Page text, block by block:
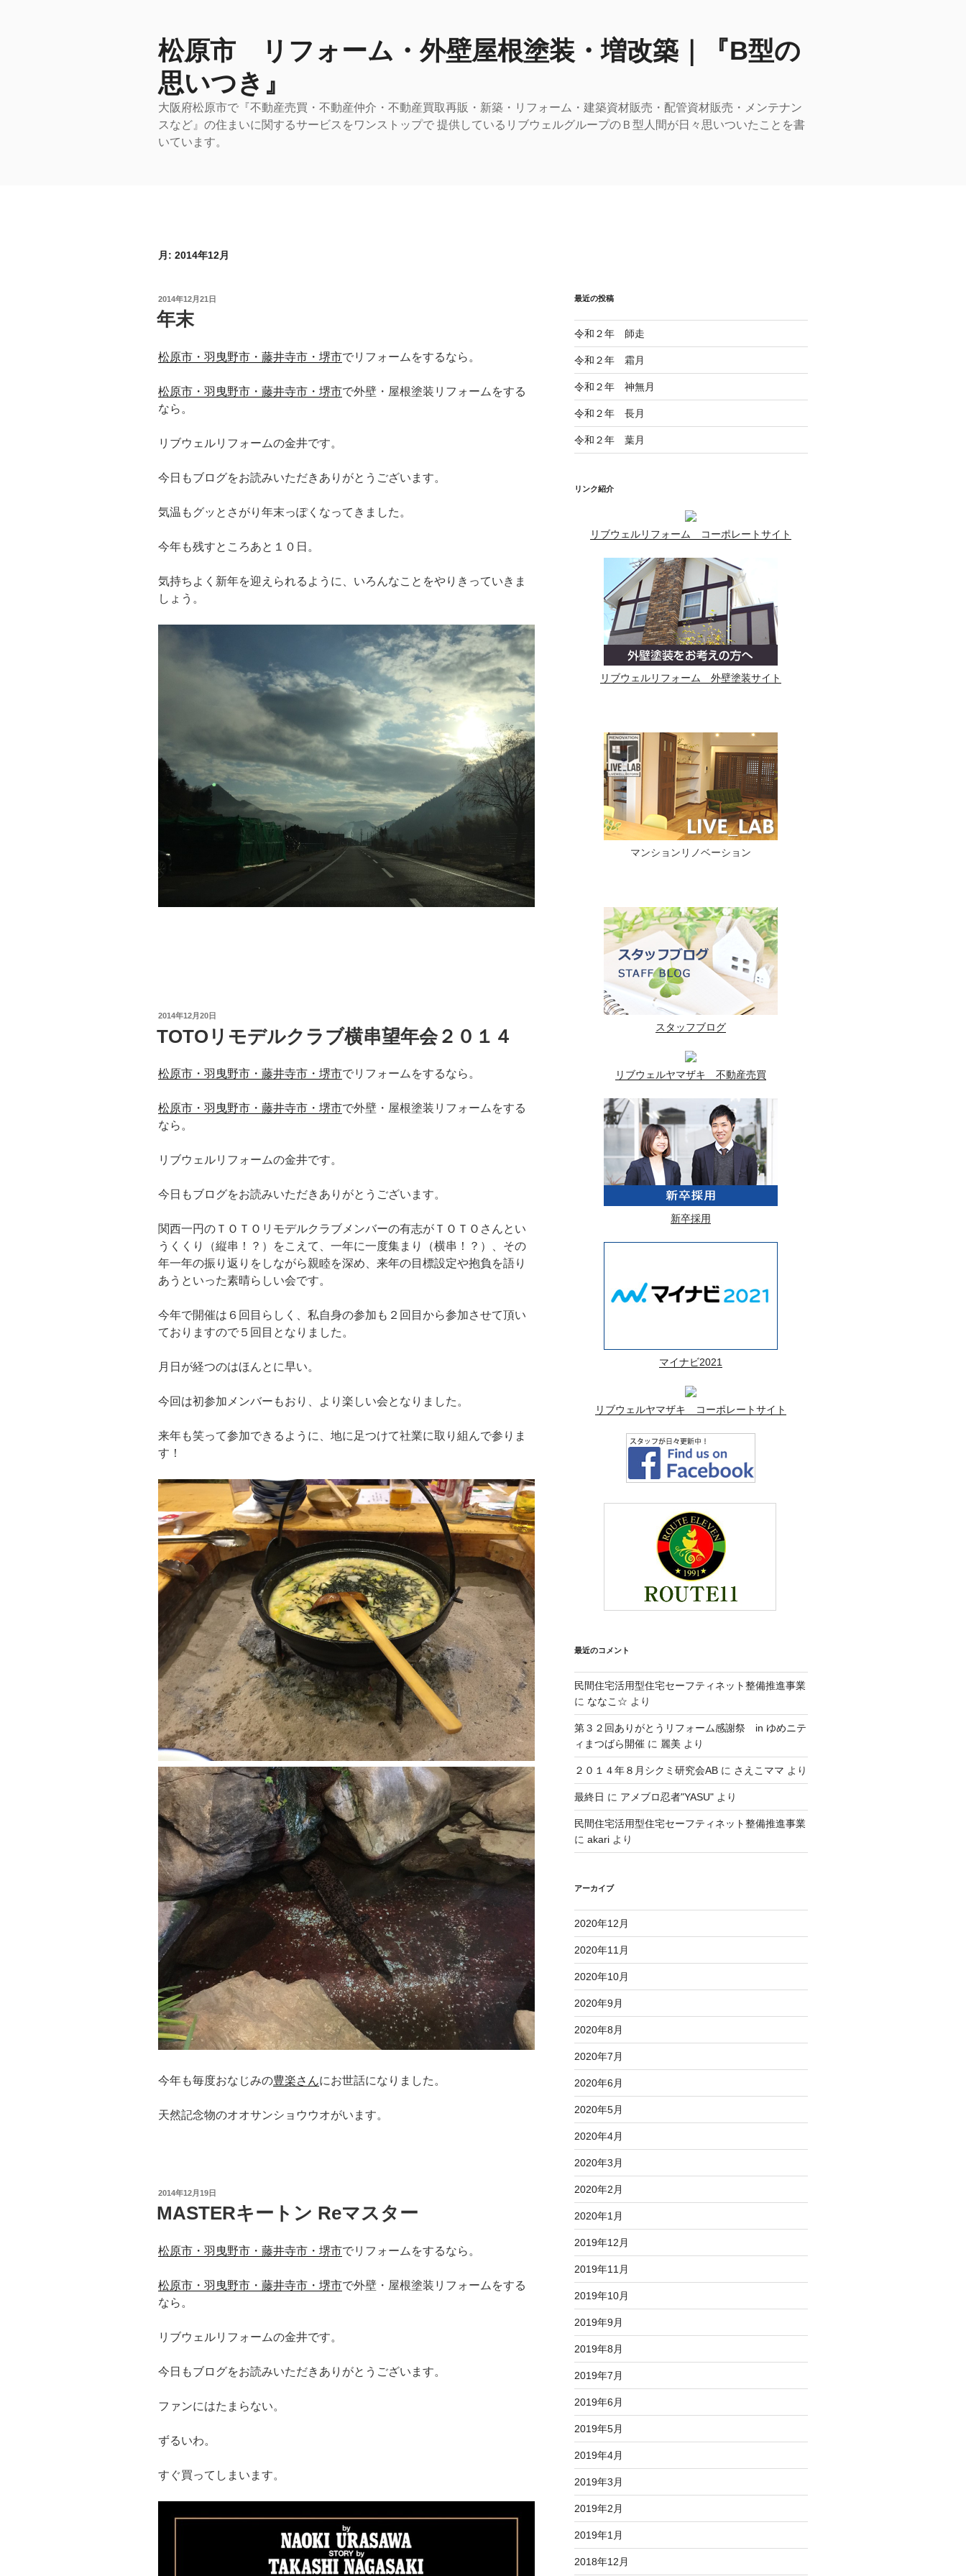
松原市 リフォーム・外壁屋根塗装・増改築｜『B型の
思いつき』
大阪府松原市で『不動産売買・不動産仲介・不動産買取再販・新築・リフォーム・建築資材販売・配管資材販売・メンテナン
スなど』の住まいに関するサービスをワンストップで 提供しているリブウェルグループのＢ型人間が日々思いついたことを書
いています。
月: 2014年12月
投
稿
日:
2014年12月21日
年末
松原市・羽曳野市・藤井寺市・堺市でリフォームをするなら。
松原市・羽曳野市・藤井寺市・堺市で外壁・屋根塗装リフォームをする
なら。
リブウェルリフォームの金井です。
今日もブログをお読みいただきありがとうございます。
気温もグッとさがり年末っぽくなってきました。
今年も残すところあと１０日。
気持ちよく新年を迎えられるように、いろんなことをやりきっていきま
しょう。
投
2014年12月20日
TOTOリモデルクラブ横串望年会２０１４
松原市・羽曳野市・藤井寺市・堺市でリフォームをするなら。
松原市・羽曳野市・藤井寺市・堺市で外壁・屋根塗装リフォームをする
なら。
リブウェルリフォームの金井です。
今日もブログをお読みいただきありがとうございます。
関西一円のＴＯＴＯリモデルクラブメンバーの有志がＴＯＴＯさんとい
うくくり（縦串！？）をこえて、一年に一度集まり（横串！？）、その
年一年の振り返りをしながら親睦を深め、来年の目標設定や抱負を語り
あうといった素晴らしい会です。
今年で開催は６回目らしく、私自身の参加も２回目から参加させて頂い
ておりますので５回目となりました。
月日が経つのはほんとに早い。
今回は初参加メンバーもおり、より楽しい会となりました。
来年も笑って参加できるように、地に足つけて社業に取り組んで参りま
す！
今年も毎度おなじみの豊楽さんにお世話になりました。
天然記念物のオオサンショウウオがいます。
投
日:
2014年12月19日
MASTERキートン Reマスター
松原市・羽曳野市・藤井寺市・堺市でリフォームをするなら。
松原市・羽曳野市・藤井寺市・堺市で外壁・屋根塗装リフォームをする
なら。
リブウェルリフォームの金井です。
今日もブログをお読みいただきありがとうございます。
ファンにはたまらない。
ずるいわ。
すぐ買ってしまいます。
最近の投稿
令和２年 師走
令和２年 霜月
令和２年 神無月
令和２年 長月
令和２年 葉月
リンク紹介
リブウェルリフォーム コーポレートサイト
リブウェルリフォーム 外壁塗装サイト
マンションリノベーション
スタッフブログ
リブウェルヤマザキ 不動産売買
新卒採用
マイナビ2021
リブウェルヤマザキ コーポレートサイト
最近のコメント
民間住宅活用型住宅セーフティネット整備推進事業
に ななこ☆ より
第３２回ありがとうリフォーム感謝祭 in ゆめニテ
ィまつばら開催に 麗美 より
２０１４年８月シクミ研究会ABに さえこママ より
最終日 に アメブロ忍者"YASU"より
民間住宅活用型住宅セーフティネット整備推進事業
に akariより
アーカイブ
2020年12月
2020年11月
2020年10月
2020年9月
2020年8月
2020年7月
2020年6月
2020年5月
2020年4月
2020年3月
2020年2月
2020年1月
2019年12月
2019年11月
2019年10月
2019年9月
2019年8月
2019年7月
2019年6月
2019年5月
2019年4月
2019年3月
2019年2月
2019年1月
2018年12月